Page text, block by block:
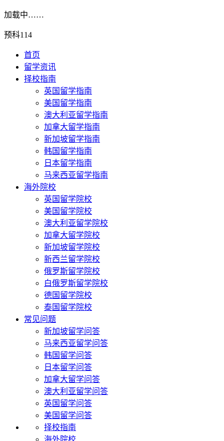
加载中……
预科114
首页
留学资讯
择校指南
英国留学指南
美国留学指南
澳大利亚留学指南
加拿大留学指南
新加坡留学指南
韩国留学指南
日本留学指南
马来西亚留学指南
海外院校
英国留学院校
美国留学院校
澳大利亚留学院校
加拿大留学院校
新加坡留学院校
新西兰留学院校
俄罗斯留学院校
白俄罗斯留学院校
德国留学院校
泰国留学院校
常见问题
新加坡留学问答
马来西亚留学问答
韩国留学问答
日本留学问答
加拿大留学问答
澳大利亚留学问答
英国留学问答
美国留学问答
择校指南
海外院校